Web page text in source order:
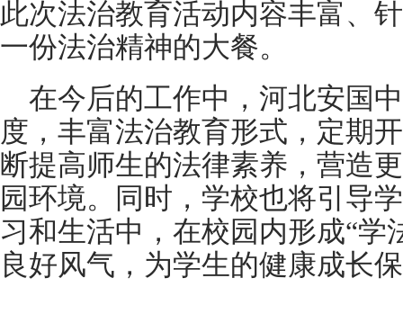
此次法治教育活动内容丰富、
一份法治精神的大餐。
在今后的工作中，河北安国
度，丰富法治教育形式，定期
断提高师生的法律素养，营造
园环境。同时，学校也将引导
习和生活中，在校园内形成“学
良好风气，为学生的健康成长